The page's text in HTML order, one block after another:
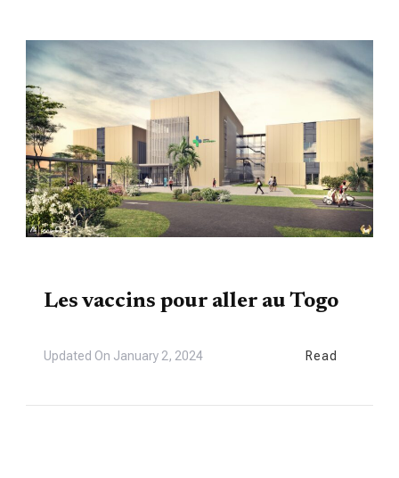
Les vaccins pour aller au Togo
Updated On January 2, 2024 Read